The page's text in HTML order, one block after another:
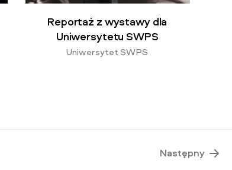
Reportaż z wystawy dla
Uniwersytetu SWPS
Uniwersytet SWPS
Następny